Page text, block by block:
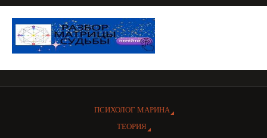
ПСИХОЛОГ МАРИНА
ТЕОРИЯ